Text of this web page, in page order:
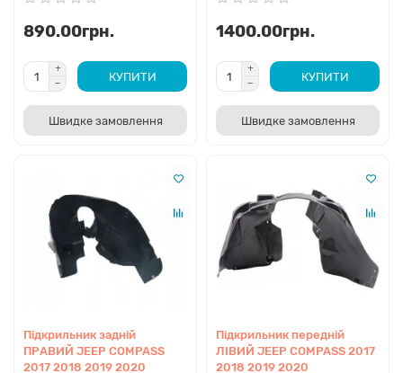
890.00грн.
КУПИТИ
Швидке замовлення
1400.00грн.
КУПИТИ
Швидке замовлення
Підкрильник задній
ПРАВИЙ JEEP COMPASS
2017 2018 2019 2020
Підкрильник передній
ЛІВИЙ JEEP COMPASS 2017
2018 2019 2020